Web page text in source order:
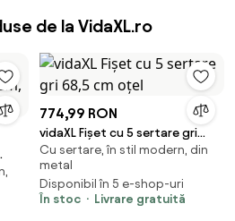
de la VidaXL.ro
774,99 RON
vidaXL Fișet cu 5 sertare gri
68,5 cm oțel
Cu sertare, în stil modern, din
metal
Disponibil în 5 e-shop-uri
În stoc
Livrare gratuită